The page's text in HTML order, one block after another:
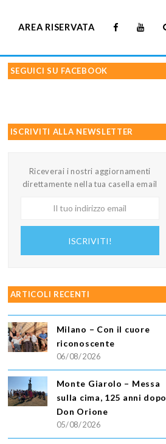
AREA RISERVATA
SEGUICI SU FACEBOOK
ISCRIVITI ALLA NEWSLETTER
Riceverai i nostri aggiornamenti
direttamente nella tua casella email
ISCRIVITI!
ARTICOLI RECENTI
Milano – Con il cuore
riconoscente
06/08/2026
Monte Giarolo – Messa
sulla cima, 125 anni dopo
Don Orione
05/08/2026